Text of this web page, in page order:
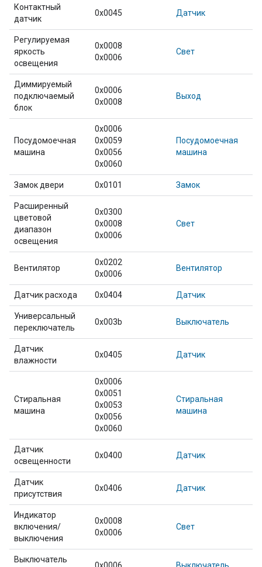
Контактный
датчик
0x0045 Датчик
Регулируемая
яркость
освещения
0x0008
0x0006
Свет
Диммируемый
подключаемый
блок
0x0006
0x0008
Выход
Посудомоечная
машина
0x0006
0x0059
0x0056
0x0060
Посудомоечная
машина
Замок двери 0x0101 Замок
Расширенный
цветовой
диапазон
освещения
0x0300
0x0008
0x0006
Свет
Вентилятор
0x0202
0x0006
Вентилятор
Датчик расхода 0x0404 Датчик
Универсальный
переключатель
0x003b Выключатель
Датчик
влажности
0x0405 Датчик
Стиральная
машина
0x0006
0x0051
0x0053
0x0056
0x0060
Стиральная
машина
Датчик
освещенности
0x0400 Датчик
Датчик
присутствия
0x0406 Датчик
Индикатор
включения/
выключения
0x0008
0x0006
Свет
Выключатель